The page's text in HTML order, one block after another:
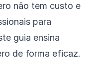
não tem custo e
para
guia ensina
de forma eficaz.